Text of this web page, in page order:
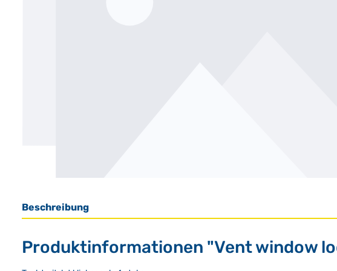
Beschreibung
Produktinformationen "Vent window